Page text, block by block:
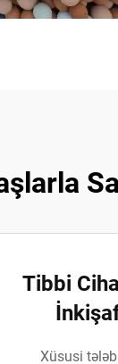
Tibbi
Xüsusi